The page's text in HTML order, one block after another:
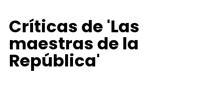
Críticas de 'Las
maestras de la
República'